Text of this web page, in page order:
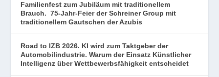
Familienfest zum Jubiläum mit traditionellem
Brauch. 75-Jahr-Feier der Schreiner Group mit
traditionellem Gautschen der Azubis
Road to IZB 2026. KI wird zum Taktgeber der
Automobilindustrie. Warum der Einsatz Künstlicher
Intelligenz über Wettbewerbsfähigkeit entscheidet